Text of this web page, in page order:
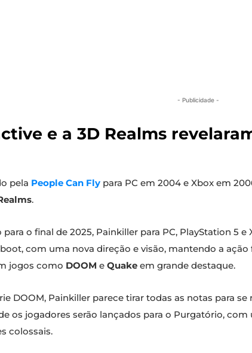
- Publicidade -
e a 3D Realms
pela People Can Fly para PC em 2004 e Xbox em
.
o final de 2025, Painkiller para PC, PlayStation 5
com uma nova direção e visão, mantendo a
jogos como DOOM e Quake em grande destaque.
DOOM, Painkiller parece tirar todas as notas para
os jogadores serão lançados para o Purgatório,
colossais.